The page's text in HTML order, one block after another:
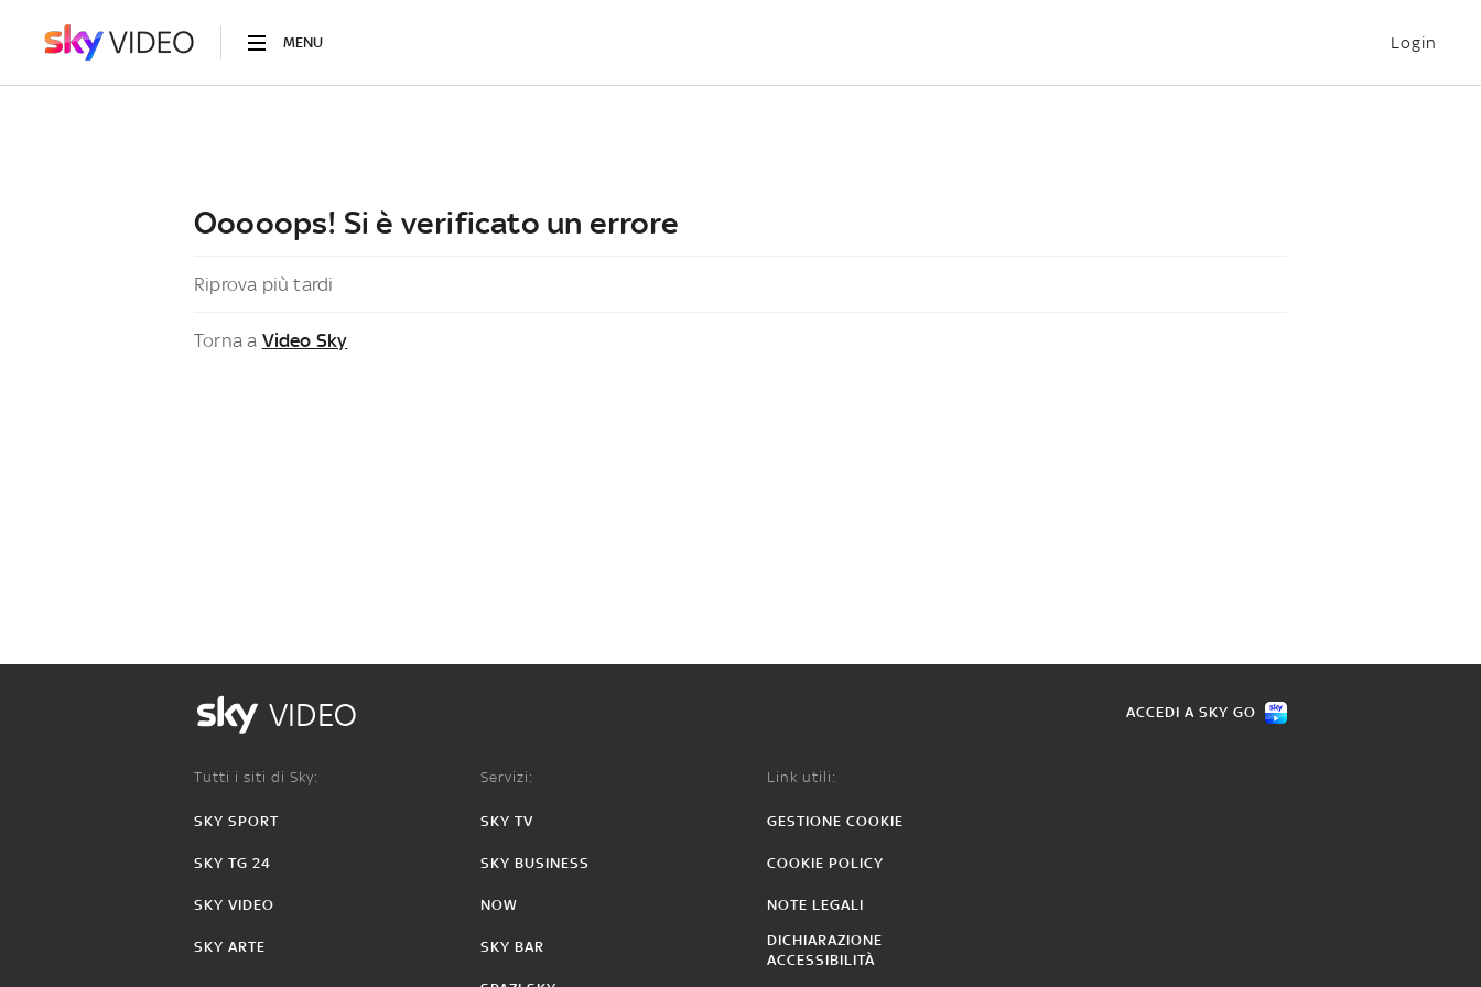
MENU Login
Ooooops! Si è verificato un errore
Riprova più tardi
Torna a Video Sky
VIDEO ACCEDI A SKY GO
Tutti i siti di Sky:
SKY SPORT
SKY TG 24
SKY VIDEO
SKY ARTE
Servizi:
SKY TV
SKY BUSINESS
NOW
SKY BAR
Link utili:
GESTIONE COOKIE
COOKIE POLICY
NOTE LEGALI
DICHIARAZIONE
ACCESSIBILITÀ